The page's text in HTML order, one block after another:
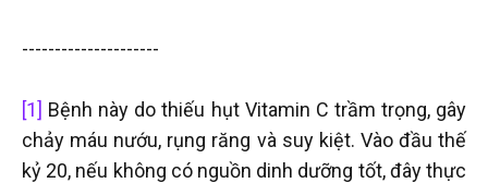
---------------------
[1] Bệnh này do thiếu hụt Vitamin C trầm trọng, gây
chảy máu nướu, rụng răng và suy kiệt. Vào đầu thế
kỷ 20, nếu không có nguồn dinh dưỡng tốt, đây thực